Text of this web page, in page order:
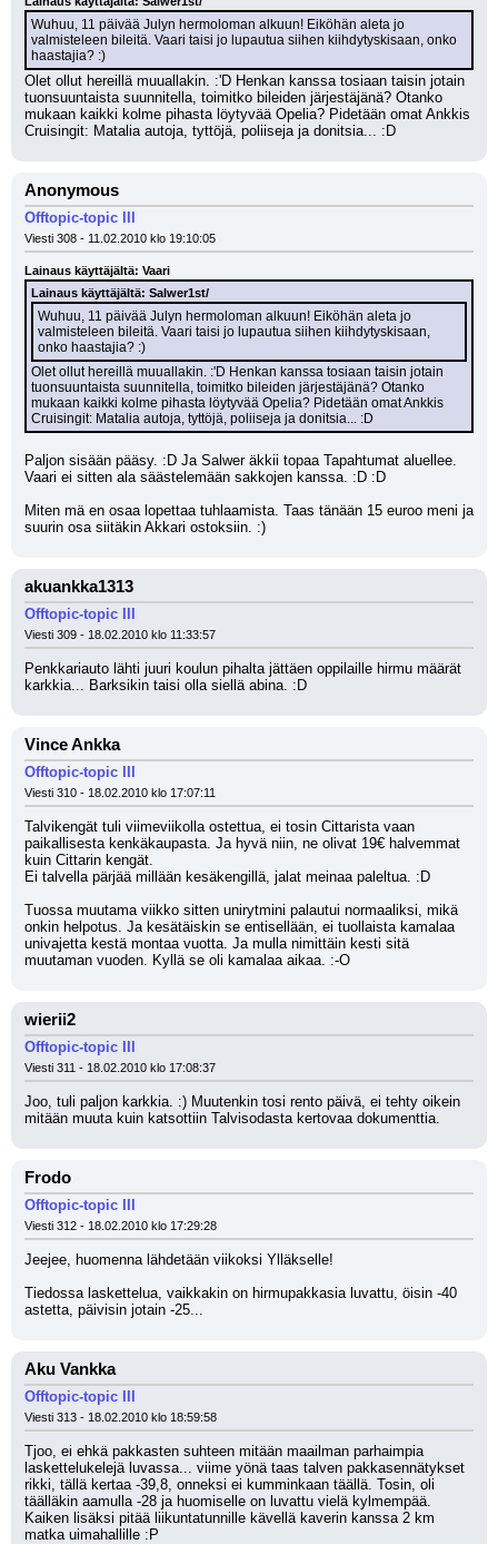
Wuhuu, 11 päivää Julyn hermoloman alkuun! Eiköhän aleta jo
valmisteleen bileitä. Vaari taisi jo lupautua siihen kiihdytyskisaan, onko
haastajia? :)
Olet ollut hereillä muuallakin. :'D Henkan kanssa tosiaan taisin jotain
tuonsuuntaista suunnitella, toimitko bileiden järjestäjänä? Otanko
mukaan kaikki kolme pihasta löytyvää Opelia? Pidetään omat Ankkis
Cruisingit: Matalia autoja, tyttöjä, poliiseja ja donitsia... :D
Anonymous
Offtopic-topic III
Viesti 308 - 11.02.2010 klo 19:10:05
Lainaus käyttäjältä: Vaari
Lainaus käyttäjältä: Salwer1st/
Wuhuu, 11 päivää Julyn hermoloman alkuun! Eiköhän aleta jo
valmisteleen bileitä. Vaari taisi jo lupautua siihen kiihdytyskisaan,
onko haastajia? :)
Olet ollut hereillä muuallakin. :'D Henkan kanssa tosiaan taisin jotain
tuonsuuntaista suunnitella, toimitko bileiden järjestäjänä? Otanko
mukaan kaikki kolme pihasta löytyvää Opelia? Pidetään omat Ankkis
Cruisingit: Matalia autoja, tyttöjä, poliiseja ja donitsia... :D
Paljon sisään pääsy. :D Ja Salwer äkkii topaa Tapahtumat aluellee.
Vaari ei sitten ala säästelemään sakkojen kanssa. :D :D
Miten mä en osaa lopettaa tuhlaamista. Taas tänään 15 euroo meni ja
suurin osa siitäkin Akkari ostoksiin. :)
akuankka1313
Offtopic-topic III
Viesti 309 - 18.02.2010 klo 11:33:57
Penkkariauto lähti juuri koulun pihalta jättäen oppilaille hirmu määrät
karkkia... Barksikin taisi olla siellä abina. :D
Vince Ankka
Offtopic-topic III
Viesti 310 - 18.02.2010 klo 17:07:11
Talvikengät tuli viimeviikolla ostettua, ei tosin Cittarista vaan
paikallisesta kenkäkaupasta. Ja hyvä niin, ne olivat 19€ halvemmat
kuin Cittarin kengät.
Ei talvella pärjää millään kesäkengillä, jalat meinaa paleltua. :D
Tuossa muutama viikko sitten unirytmini palautui normaaliksi, mikä
onkin helpotus. Ja kesätäiskin se entisellään, ei tuollaista kamalaa
univajetta kestä montaa vuotta. Ja mulla nimittäin kesti sitä
muutaman vuoden. Kyllä se oli kamalaa aikaa. :-O
wierii2
Offtopic-topic III
Viesti 311 - 18.02.2010 klo 17:08:37
Joo, tuli paljon karkkia. :) Muutenkin tosi rento päivä, ei tehty oikein
mitään muuta kuin katsottiin Talvisodasta kertovaa dokumenttia.
Frodo
Offtopic-topic III
Viesti 312 - 18.02.2010 klo 17:29:28
Jeejee, huomenna lähdetään viikoksi Ylläkselle!
Tiedossa laskettelua, vaikkakin on hirmupakkasia luvattu, öisin -40
astetta, päivisin jotain -25...
Aku Vankka
Offtopic-topic III
Viesti 313 - 18.02.2010 klo 18:59:58
Tjoo, ei ehkä pakkasten suhteen mitään maailman parhaimpia
laskettelukelejä luvassa... viime yönä taas talven pakkasennätykset
rikki, tällä kertaa -39,8, onneksi ei kumminkaan täällä. Tosin, oli
täälläkin aamulla -28 ja huomiselle on luvattu vielä kylmempää.
Kaiken lisäksi pitää liikuntatunnille kävellä kaverin kanssa 2 km
matka uimahallille :P